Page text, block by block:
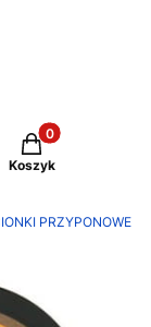
Produkty w
Koszyk
PRZYPONOWE